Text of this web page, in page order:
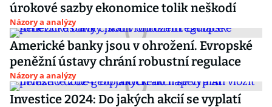
úrokové sazby ekonomice tolik neškodí
Názory a analýzy
Americké banky jsou v ohrožení. Evropské
peněžní ústavy chrání robustní regulace
Názory a analýzy
Investice 2024: Do jakých akcií se vyplatí